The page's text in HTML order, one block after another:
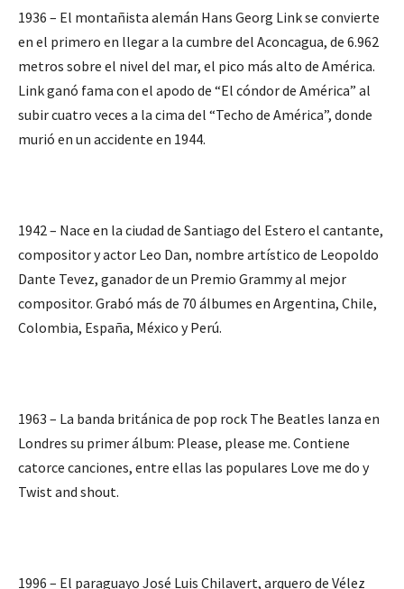
1936 – El montañista alemán Hans Georg Link se convierte
en el primero en llegar a la cumbre del Aconcagua, de 6.962
metros sobre el nivel del mar, el pico más alto de América.
Link ganó fama con el apodo de “El cóndor de América” al
subir cuatro veces a la cima del “Techo de América”, donde
murió en un accidente en 1944.
1942 – Nace en la ciudad de Santiago del Estero el cantante,
compositor y actor Leo Dan, nombre artístico de Leopoldo
Dante Tevez, ganador de un Premio Grammy al mejor
compositor. Grabó más de 70 álbumes en Argentina, Chile,
Colombia, España, México y Perú.
1963 – La banda británica de pop rock The Beatles lanza en
Londres su primer álbum: Please, please me. Contiene
catorce canciones, entre ellas las populares Love me do y
Twist and shout.
1996 – El paraguayo José Luis Chilavert, arquero de Vélez